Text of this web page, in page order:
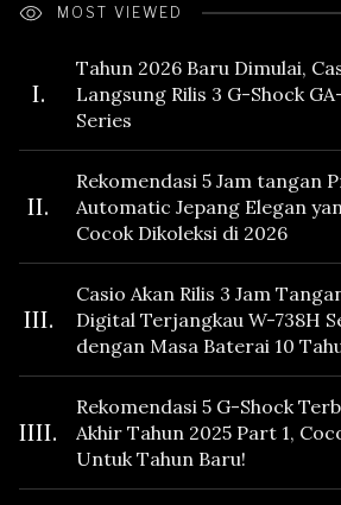
MOST VIEWED
I.
Tahun 2026 Baru Dimulai,
Langsung Rilis 3 G-Shock
Series
II.
Rekomendasi 5 Jam tangan
Automatic Jepang Elegan
Cocok Dikoleksi di 2026
III.
Casio Akan Rilis 3 Jam
Digital Terjangkau W-738H
dengan Masa Baterai 10
Fitur Vibration
IIII.
Rekomendasi 5 G-Shock
Akhir Tahun 2025 Part 1,
Untuk Tahun Baru!